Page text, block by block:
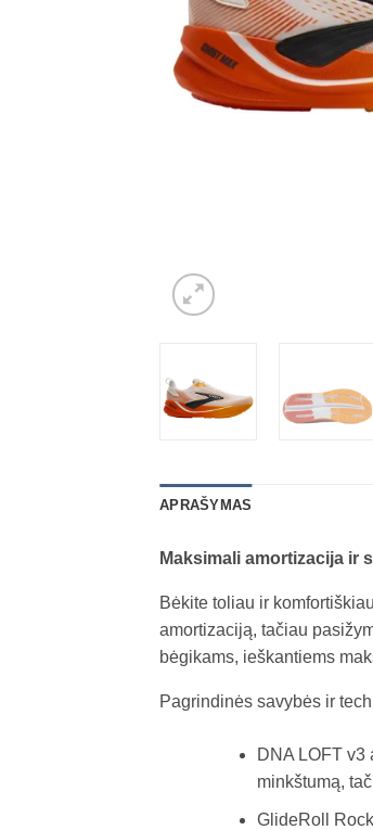
APRAŠYMAS
Maksimali amortizacija ir
Bėkite toliau ir
amortizaciją, tačiau
bėgikams, ieškantiems
Pagrindinės savybės ir
DNA LOFT v3
minkštumą,
GlideRoll